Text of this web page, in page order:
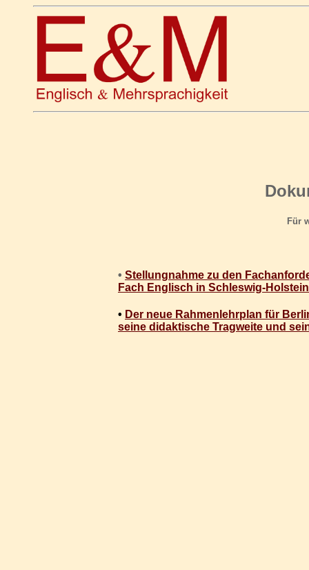
Für
• Stellungnahme zu den
Fach Englisch in Schleswig-Holstein
• Der neue Rahmenlehrplan für
seine didaktische Tragweite und